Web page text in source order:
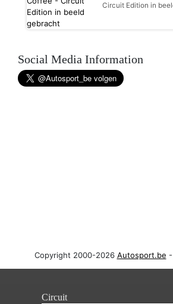
Circuit Edition in
Social Media Information
Copyright 2000-2026 Autosport.be -
Circuit